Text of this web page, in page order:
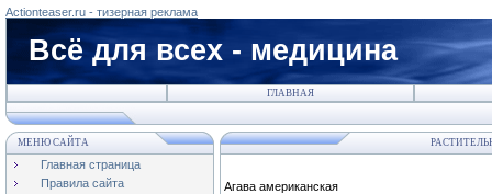
Actionteaser.ru - тизерная реклама
Всё для всех - медицина
ГЛАВНАЯ
МЕНЮ САЙТА
Главная страница
Правила сайта
Агава американская